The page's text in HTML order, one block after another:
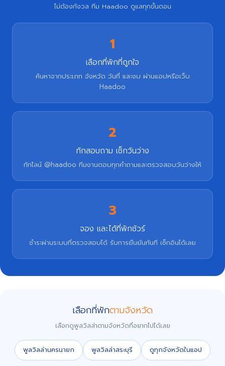
ไม่ต้องกังวล ทีม Haadoo ดูแลทุกขั้นตอน
1
เลือกที่พักที่ถูกใจ
ค้นหาจากประเภท จังหวัด วันที่ และงบ ผ่านแอปหรือเว็บ
Haadoo
2
ทักสอบถาม เช็กวันว่าง
ทักไลน์ @haadoo ทีมงานตอบทุกคำถามและตรวจสอบวันว่างให้
3
จอง และได้ที่พักชัวร์
ชำระผ่านระบบที่ตรวจสอบได้ รับการยืนยันทันที เช็กอินได้เลย
เลือกที่พักตามจังหวัด
เลือกดูพูลวิลล่าตามจังหวัดที่อยากไปได้เลย
พูลวิลล่านครนายก พูลวิลล่าสระบุรี ดูทุกจังหวัดในแอป